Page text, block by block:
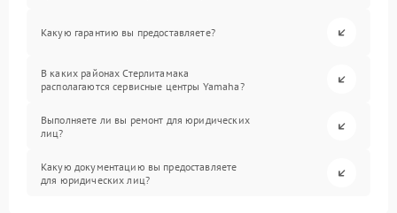
Какую гарантию вы предоставляете?
В каких районах Стерлитамака
располагаются сервисные центры Yamaha?
Выполняете ли вы ремонт для юридических
лиц?
Какую документацию вы предоставляете
для юридических лиц?